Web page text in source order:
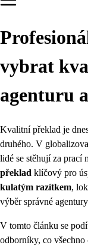
vybrat
agenturu
Kvalitní překlad je
druhého. V
lidé se stěhují za prací
překlad klíčový pro
kulatým razítkem,
výběr správné
V tomto článku se
odborníky, co všechno